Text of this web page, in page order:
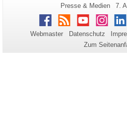
zu
Seiten-
Name:
Presse & Medien 7.
Facebook
RSS Youtube
Webmaster Datenschutz
Zum